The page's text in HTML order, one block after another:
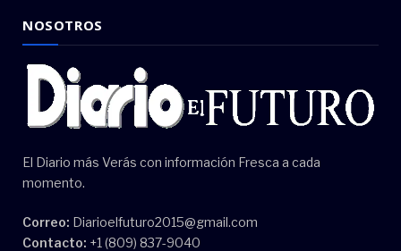
NOSOTROS
El Diario más Verás con información Fresca a cada
momento.
Correo: Diarioelfuturo2015@gmail.com
Contacto: +1 (809) 837-9040